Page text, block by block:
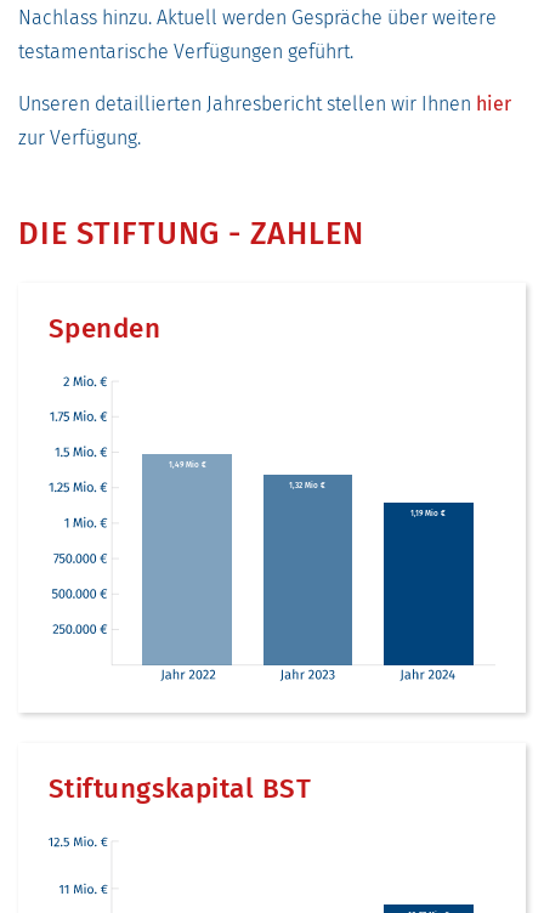
Nachlass hinzu. Aktuell werden Gespräche über weitere
testamentarische Verfügungen geführt.
Unseren detaillierten Jahresbericht stellen wir Ihnen hier
zur Verfügung.
DIE STIFTUNG - ZAHLEN
Spenden
1,49 Mio €
1,32 Mio €
1,19 Mio €
Stiftungskapital BST